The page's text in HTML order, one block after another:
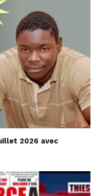
2026 avec